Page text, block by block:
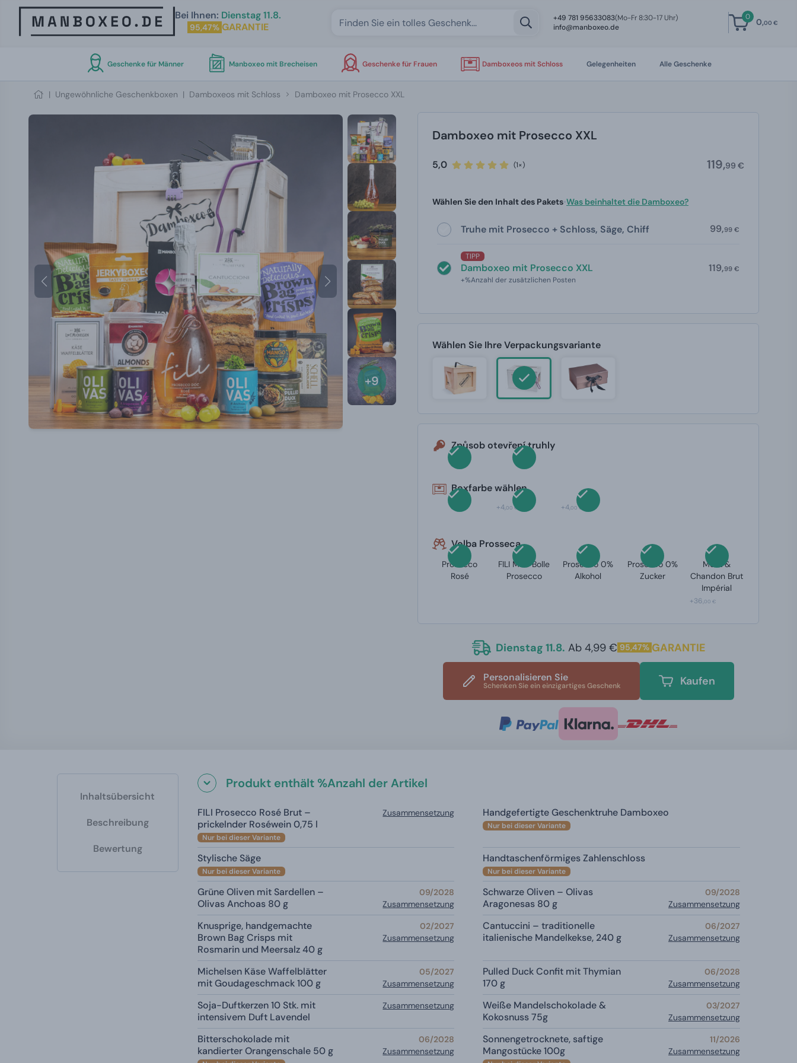
Bei Ihnen: Dienstag 11.8.
95,47% GARANTIE
+49 781 95633083(Mo-Fr 8:30-17 Uhr)
info@manboxeo.de
0 0,00 €
Geschenke für Männer Manboxeo mit Brecheisen Geschenke für Frauen Damboxeos mit Schloss Gelegenheiten Alle Geschenke
| Ungewöhnliche Geschenkboxen | Damboxeos mit Schloss Damboxeo mit Prosecco XXL
+9
Damboxeo mit Prosecco XXL
5,0 (1×) 119,99 €
Wählen Sie den Inhalt des Pakets Was beinhaltet die Damboxeo?
Truhe mit Prosecco + Schloss, Säge, Chiff 99,99 €
TIPP
Damboxeo mit Prosecco XXL
+%Anzahl der zusätzlichen Posten
119,99 €
Wählen Sie Ihre Verpackungsvariante
Způsob otevření truhly
Boxfarbe wählen
+4,00 € +4,00 €
Volba Prosseca
Prosecco
Rosé
FILI Mille Bolle
Prosecco
Prosecco 0%
Alkohol
Prosecco 0%
Zucker
Moët &
Chandon Brut
Impérial
+36,00 €
Dienstag 11.8. Ab 4,99 € 95,47% GARANTIE
Personalisieren Sie
Schenken Sie ein einzigartiges Geschenk Kaufen
Inhaltsübersicht
Beschreibung
Bewertung
Produkt enthält %Anzahl der Artikel
FILI Prosecco Rosé Brut –
prickelnder Roséwein 0,75 l
Nur bei dieser Variante
Zusammensetzung Handgefertigte Geschenktruhe Damboxeo
Nur bei dieser Variante
Stylische Säge
Nur bei dieser Variante
Handtaschenförmiges Zahlenschloss
Nur bei dieser Variante
Grüne Oliven mit Sardellen –
Olivas Anchoas 80 g
09/2028
Zusammensetzung
Schwarze Oliven – Olivas
Aragonesas 80 g
09/2028
Zusammensetzung
Knusprige, handgemachte
Brown Bag Crisps mit
Rosmarin und Meersalz 40 g
02/2027
Zusammensetzung
Cantuccini – traditionelle
italienische Mandelkekse, 240 g
06/2027
Zusammensetzung
Michelsen Käse Waffelblätter
mit Goudageschmack 100 g
05/2027
Zusammensetzung
Pulled Duck Confit mit Thymian
170 g
06/2028
Zusammensetzung
Soja-Duftkerzen 10 Stk. mit
intensivem Duft Lavendel
Zusammensetzung
Weiße Mandelschokolade &
Kokosnuss 75g
03/2027
Zusammensetzung
Bitterschokolade mit
kandierter Orangenschale 50 g
06/2028
Zusammensetzung
Sonnengetrocknete, saftige
Mangostücke 100g
11/2026
Zusammensetzung